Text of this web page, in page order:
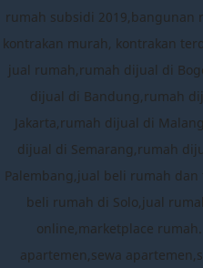
rumah subsidi 2019,bangunan
kontrakan murah, kontrakan
jual rumah,rumah dijual di
dijual di Bandung,rumah
Jakarta,rumah dijual di
dijual di Semarang,rumah
Palembang,jual beli rumah
beli rumah di Solo,jual
online,marketplace
apartemen,sewa